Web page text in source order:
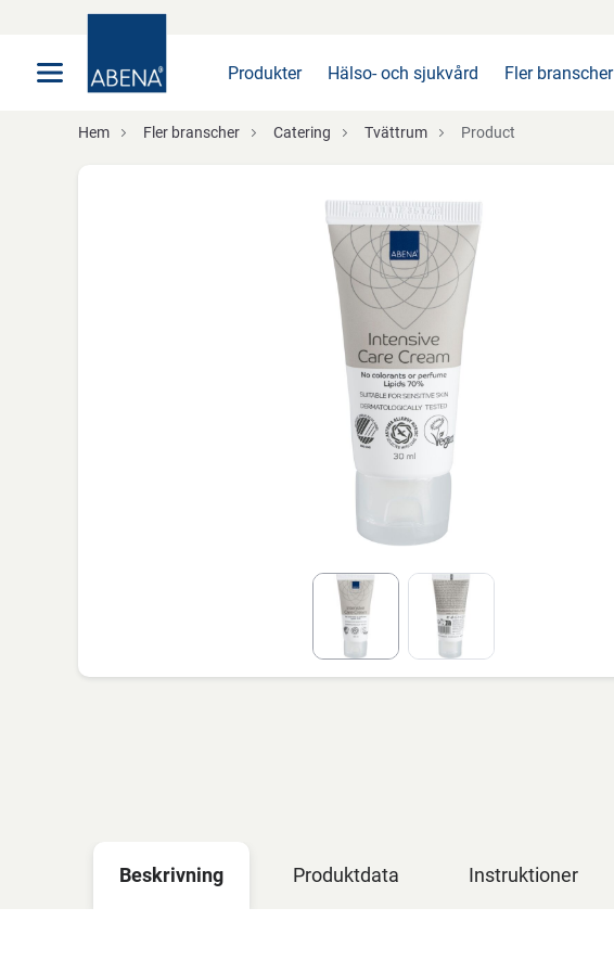
Produkter Hälso- och sjukvård Fler branscher
Hem Fler branscher Catering Tvättrum Product
Beskrivning Produktdata Instruktioner